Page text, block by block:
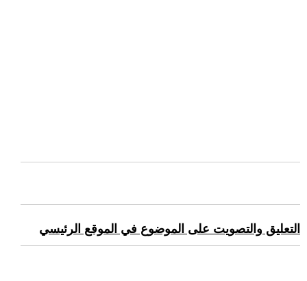
التعليق والتصويت على الموضوع في الموقع الرئيسي